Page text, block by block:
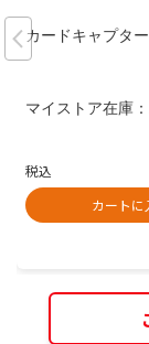
カードキャプタ
マイストア在庫：
税込
カートに